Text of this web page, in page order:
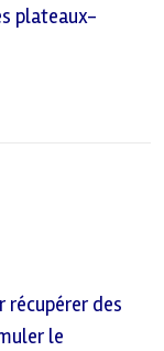
plateaux-
récupérer des
le